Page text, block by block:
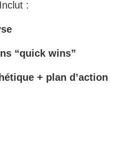
Inclut :
“quick wins”
+ plan d’action